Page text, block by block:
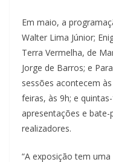
Em maio, a
Walter Lima Júnior;
Terra Vermelha, de
Jorge de Barros; e
sessões acontecem
feiras, às 9h; e
apresentações e
realizadores.
“A exposição tem